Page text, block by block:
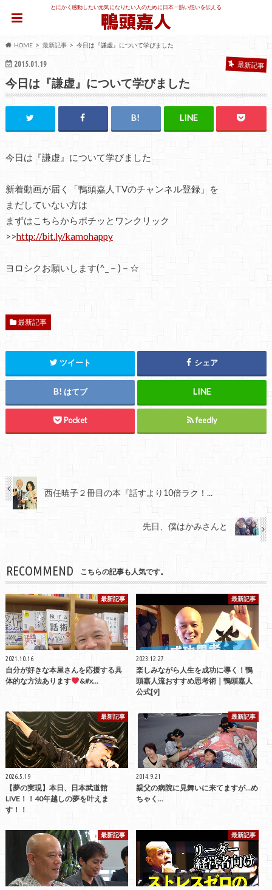
とにかく感動したい元気になりたい人のために日本一熱い想いを伝える
HOME 最新記事 今日は『謙虚』について学びました
2015.01.19 最新記事
今日は『謙虚』について学びました
今日は『謙虚』について学びました
新着動画が届く「鴨頭嘉人TVのチャンネル登録」を
まだしていない方は
まずはこちらからポチッとワンクリック
>>http://bit.ly/kamohappy
ヨロシクお願いします(^_－)－☆
最新記事
ツイート シェア
はてブ
Pocket feedly
西任暁子２冊目の本『話すより10倍ラク！...
先日、僕はかみさんと
RECOMMEND こちらの記事も人気です。
最新記事
2021.10.16
自分が好きな本屋さんを応援する具
体的な方法あります
&#x…
最新記事
2023.12.27
楽しみながら人生を成功に導く！鴨
頭嘉人流おすすめ思考術｜鴨頭嘉人
公式[9]
最新記事
2026.5.19
【夢の実現】本日、日本武道館
LIVE！！40年越しの夢を叶えま
す！！
最新記事
2014.9.21
親父の病院に見舞いに来てますが…め
ちゃく...
最新記事 最新記事